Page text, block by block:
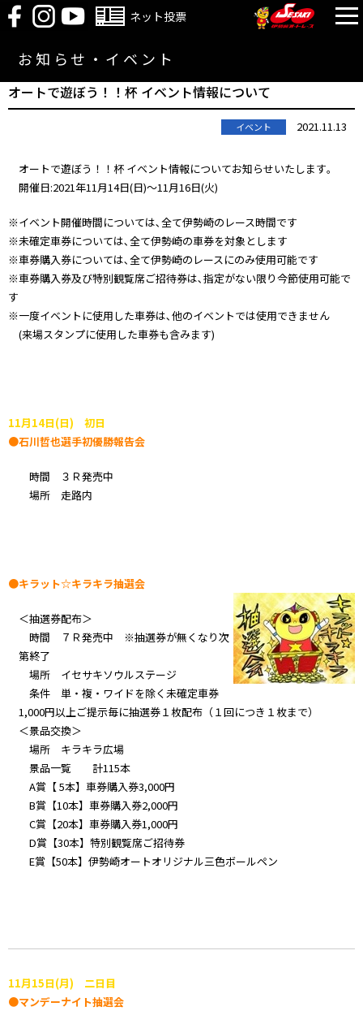
ネット投票
お知らせ・イベント
オートで遊ぼう！！杯 イベント情報について
イベント 2021.11.13
オートで遊ぼう！！杯 イベント情報についてお知らせいたします｡
開催日:2021年11月14日(日)～11月16日(火)
※イベント開催時間については､全て伊勢崎のレース時間です
※未確定車券については､全て伊勢崎の車券を対象とします
※車券購入券については､全て伊勢崎のレースにのみ使用可能です
※車券購入券及び特別観覧席ご招待券は､指定がない限り今節使用可能で
す
※一度イベントに使用した車券は､他のイベントでは使用できません
(来場スタンプに使用した車券も含みます)
11月14日(日) 初日
●石川哲也選手初優勝報告会
時間 ３Ｒ発売中
場所 走路内
●キラット☆キラキラ抽選会
＜抽選券配布＞
時間 ７Ｒ発売中 ※抽選券が無くなり次
第終了
場所 イセサキソウルステージ
条件 単・複・ワイドを除く未確定車券
1,000円以上ご提示毎に抽選券１枚配布（１回につき１枚まで）
＜景品交換＞
場所 キラキラ広場
景品一覧 計115本
A賞【 5本】車券購入券3,000円
B賞【10本】車券購入券2,000円
C賞【20本】車券購入券1,000円
D賞【30本】特別観覧席ご招待券
E賞【50本】伊勢崎オートオリジナル三色ボールペン
11月15日(月) 二日目
●マンデーナイト抽選会